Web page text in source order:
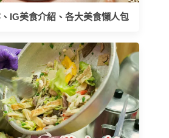
IG美食介紹、各大美食懶人包